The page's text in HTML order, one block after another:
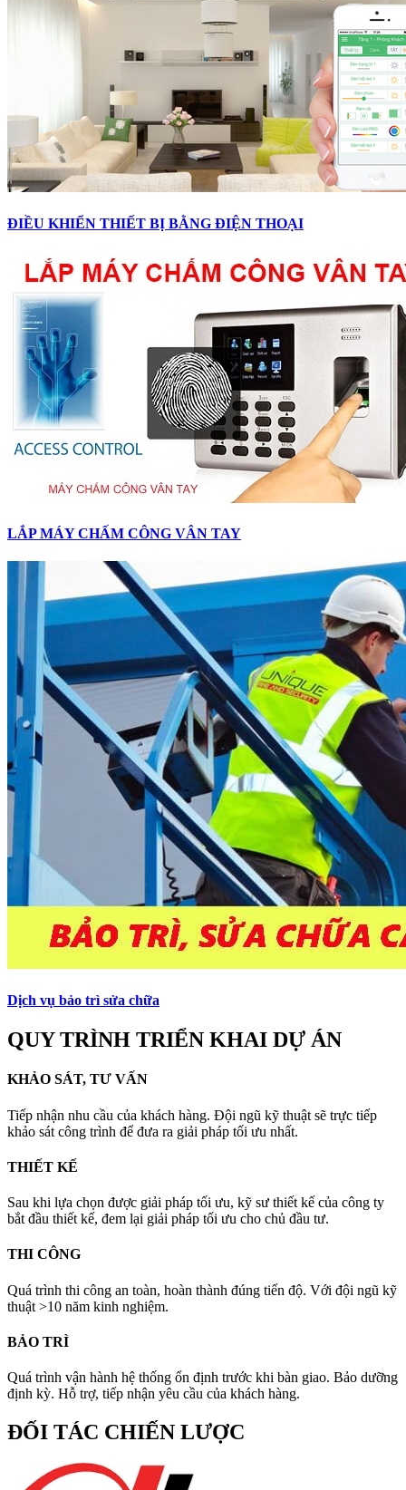
ĐIỀU KHIỂN THIẾT BỊ BẰNG ĐIỆN THOẠI
LẮP MÁY CHẤM CÔNG VÂN TAY
Dịch vụ bảo trì sửa chữa
QUY TRÌNH TRIỂN KHAI DỰ ÁN
KHẢO SÁT, TƯ VẤN
Tiếp nhận nhu cầu của khách hàng. Đội ngũ kỹ thuật sẽ trực tiếp
khảo sát công trình để đưa ra giải pháp tối ưu nhất.
THIẾT KẾ
Sau khi lựa chọn được giải pháp tối ưu, kỹ sư thiết kế của công ty
bắt đầu thiết kế, đem lại giải pháp tối ưu cho chủ đầu tư.
THI CÔNG
Quá trình thi công an toàn, hoàn thành đúng tiến độ. Với đội ngũ kỹ
thuật >10 năm kinh nghiệm.
BẢO TRÌ
Quá trình vận hành hệ thống ổn định trước khi bàn giao. Bảo dưỡng
định kỳ. Hỗ trợ, tiếp nhận yêu cầu của khách hàng.
ĐỐI TÁC CHIẾN LƯỢC